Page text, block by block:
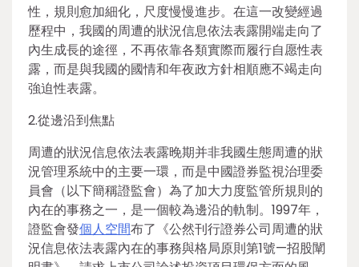
性，規則愈加細化，尺度慢慢進步。在這一改變經過
歷程中，我國的周遭的狀況信息依法表露開端走向了
內生成長的途徑，不再依靠各類實際而履行自愿性表
露，而是與我國的國情和年夜政方針相順應不竭走向
強迫性表露。
2.從邊沿到焦點
周遭的狀況信息依法表露晚期并非我國生態周遭的狀
況管理系統中的主要一環，而是中國證券監視治理委
員會（以下簡稱證監會）為了加大力度監管所規則的
內在的事務之一，是一個較為邊沿的軌制。1997年，
證監會發個人空間布了《公然刊行證券公司周遭的狀
況信息依法表露內在的事務與格局原則第1號—招股闡